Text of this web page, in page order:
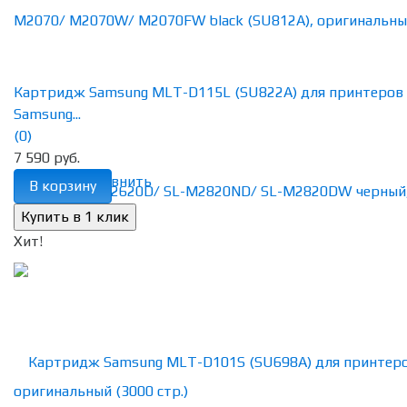
избранное сравнить
Картридж Samsung MLT-D115L (SU822A) для принтеров
Samsung...
(0)
7 590 руб.
В корзину
Хит!